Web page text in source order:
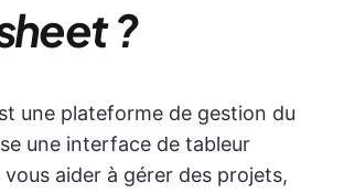
?
une plateforme de gestion du
une interface de tableur
aider à gérer des projets,